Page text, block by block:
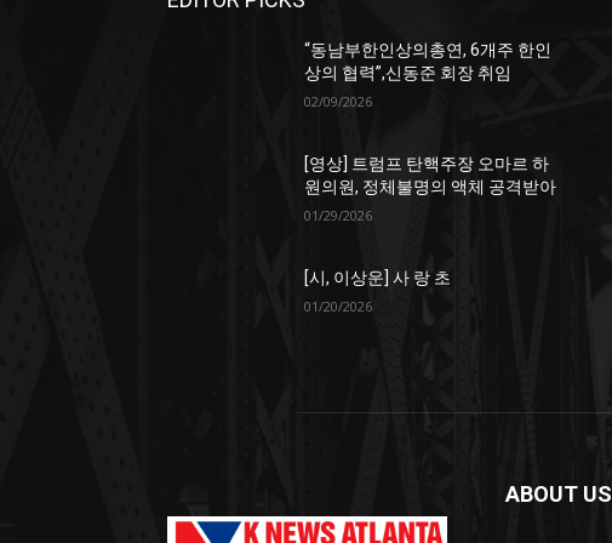
“동남부한인상의총연, 6개주 한인
상의 협력”,신동준 회장 취임
02/09/2026
[영상] 트럼프 탄핵주장 오마르 하
원의원, 정체불명의 액체 공격받아
01/29/2026
[시, 이상운] 사 랑 초
01/20/2026
ABOUT US